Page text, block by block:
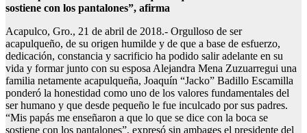
sostiene con los pantalones”, afirma
Acapulco, Gro., 21 de abril de 2018.- Orgulloso de ser
acapulqueño, de su origen humilde y de que a base de esfuerzo,
dedicación, constancia y sacrificio ha podido salir adelante en su
vida y formar junto con su esposa Alejandra Mena Zuzuarregui una
familia netamente acapulqueña, Joaquín “Jacko” Badillo Escamilla
ponderó la honestidad como uno de los valores fundamentales del
ser humano y que desde pequeño le fue inculcado por sus padres.
“Mis papás me enseñaron a que lo que se dice con la boca se
sostiene con los pantalones”, expresó sin ambages el presidente del